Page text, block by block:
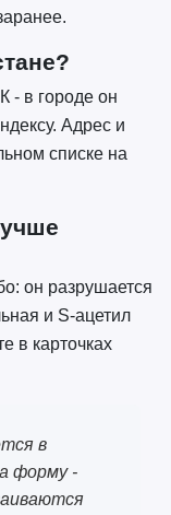
- в городе он
Адрес и
списке на
он разрушается
и S-ацетил
в карточках
в
форму -